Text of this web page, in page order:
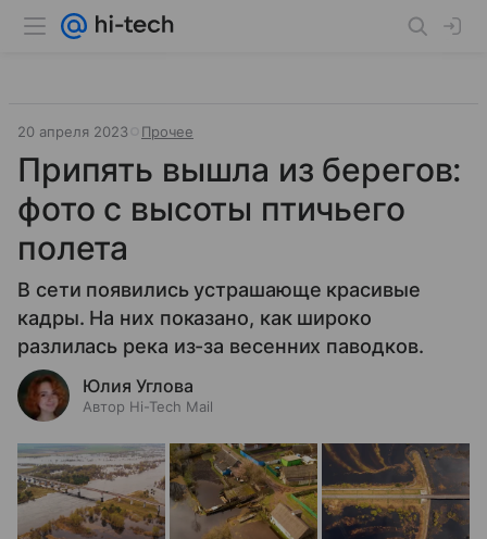
20 апреля 2023 Прочее
Припять вышла из берегов:
фото с высоты птичьего
полета
В сети появились устрашающе красивые
кадры. На них показано, как широко
разлилась река из-за весенних паводков.
Юлия Углова
Автор Hi-Tech Mail